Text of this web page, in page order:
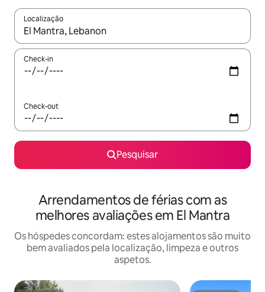
Localização
Quando os resultados estiverem disponíveis, navegue com
Check-in
Check-out
Pesquisar
Arrendamentos de férias com as
melhores avaliações em El Mantra
Os hóspedes concordam: estes alojamentos são muito
bem avaliados pela localização, limpeza e outros
aspetos.